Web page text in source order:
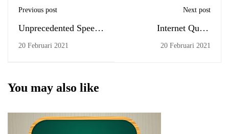
Previous post
Unprecedented Speed
in Developing Sukuk
20 Februari 2021
Next post
Internet Quota
Assistance (Bantuan
20 Februari 2021
You may also like